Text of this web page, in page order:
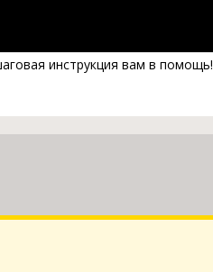
инструкция вам в помощь!